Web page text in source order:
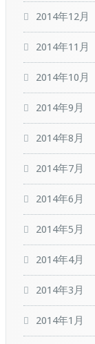
2014年12月
2014年11月
2014年10月
2014年9月
2014年8月
2014年7月
2014年6月
2014年5月
2014年4月
2014年3月
2014年1月